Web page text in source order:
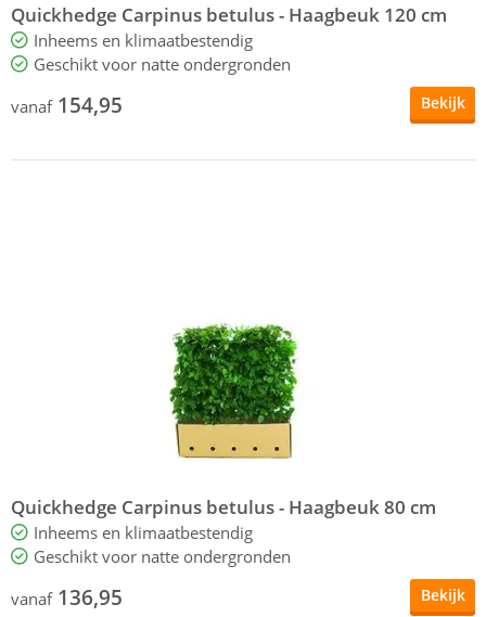
Quickhedge Carpinus betulus - Haagbeuk 120 cm
Inheems en klimaatbestendig
Geschikt voor natte ondergronden
vanaf 154,95 Bekijk
Quickhedge Carpinus betulus - Haagbeuk 80 cm
Inheems en klimaatbestendig
Geschikt voor natte ondergronden
vanaf 136,95 Bekijk